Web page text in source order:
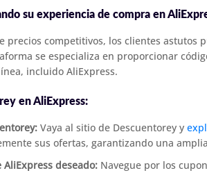
su experiencia de compra en
precios competitivos, los clientes astutos
se especializa en proporcionar
incluido AliExpress.
en AliExpress:
Vaya al sitio de Descuentorey y
sus ofertas, garantizando una
deseado: Navegue por los